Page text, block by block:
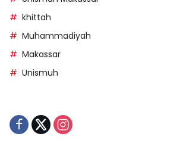
khittah
Muhammadiyah
Makassar
Unismuh